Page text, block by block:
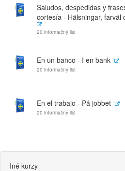
Saludos, despedidas y
cortesía - Hälsningar, farväl
20 informačný list
En un banco - I en bank
20 informačný list
En el trabajo - På jobbet
20 informačný list
Iné kurzy